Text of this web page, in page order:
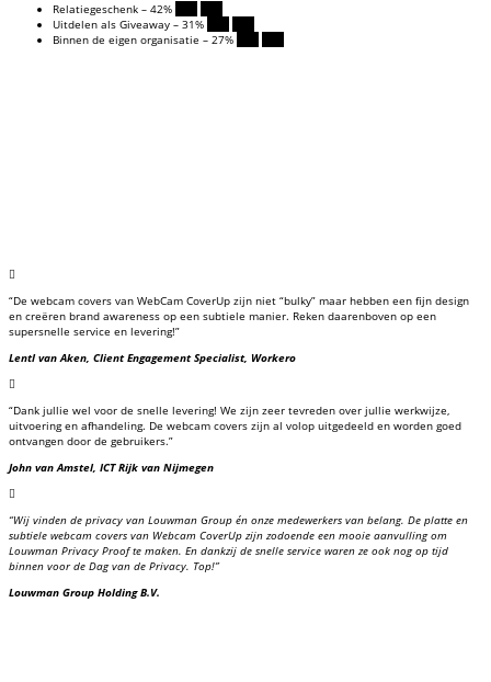
Relatiegeschenk – 42%
Uitdelen als Giveaway – 31%
Binnen de eigen organisatie – 27%

“De webcam covers van WebCam CoverUp zijn niet “bulky” maar hebben een fijn design
en creëren brand awareness op een subtiele manier. Reken daarenboven op een
supersnelle service en levering!”
Lentl van Aken, Client Engagement Specialist, Workero

“Dank jullie wel voor de snelle levering! We zijn zeer tevreden over jullie werkwijze,
uitvoering en afhandeling. De webcam covers zijn al volop uitgedeeld en worden goed
ontvangen door de gebruikers.”
John van Amstel, ICT Rijk van Nijmegen

“Wij vinden de privacy van Louwman Group én onze medewerkers van belang. De platte en
subtiele webcam covers van Webcam CoverUp zijn zodoende een mooie aanvulling om
Louwman Privacy Proof te maken. En dankzij de snelle service waren ze ook nog op tijd
binnen voor de Dag van de Privacy. Top!”
Louwman Group Holding B.V.